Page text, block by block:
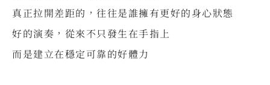
真正拉開差距的，往往是誰擁有更好的身心狀態
好的演奏，從來不只發生在手指上
而是建立在穩定可靠的好體力